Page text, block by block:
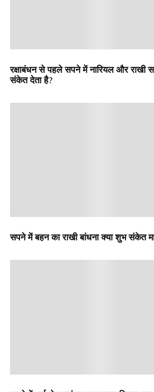
रक्षाबंधन से पहले सपने में नारियल और राखी
संकेत देता है?
सपने में बहन का राखी बांधना क्या शुभ संकेत